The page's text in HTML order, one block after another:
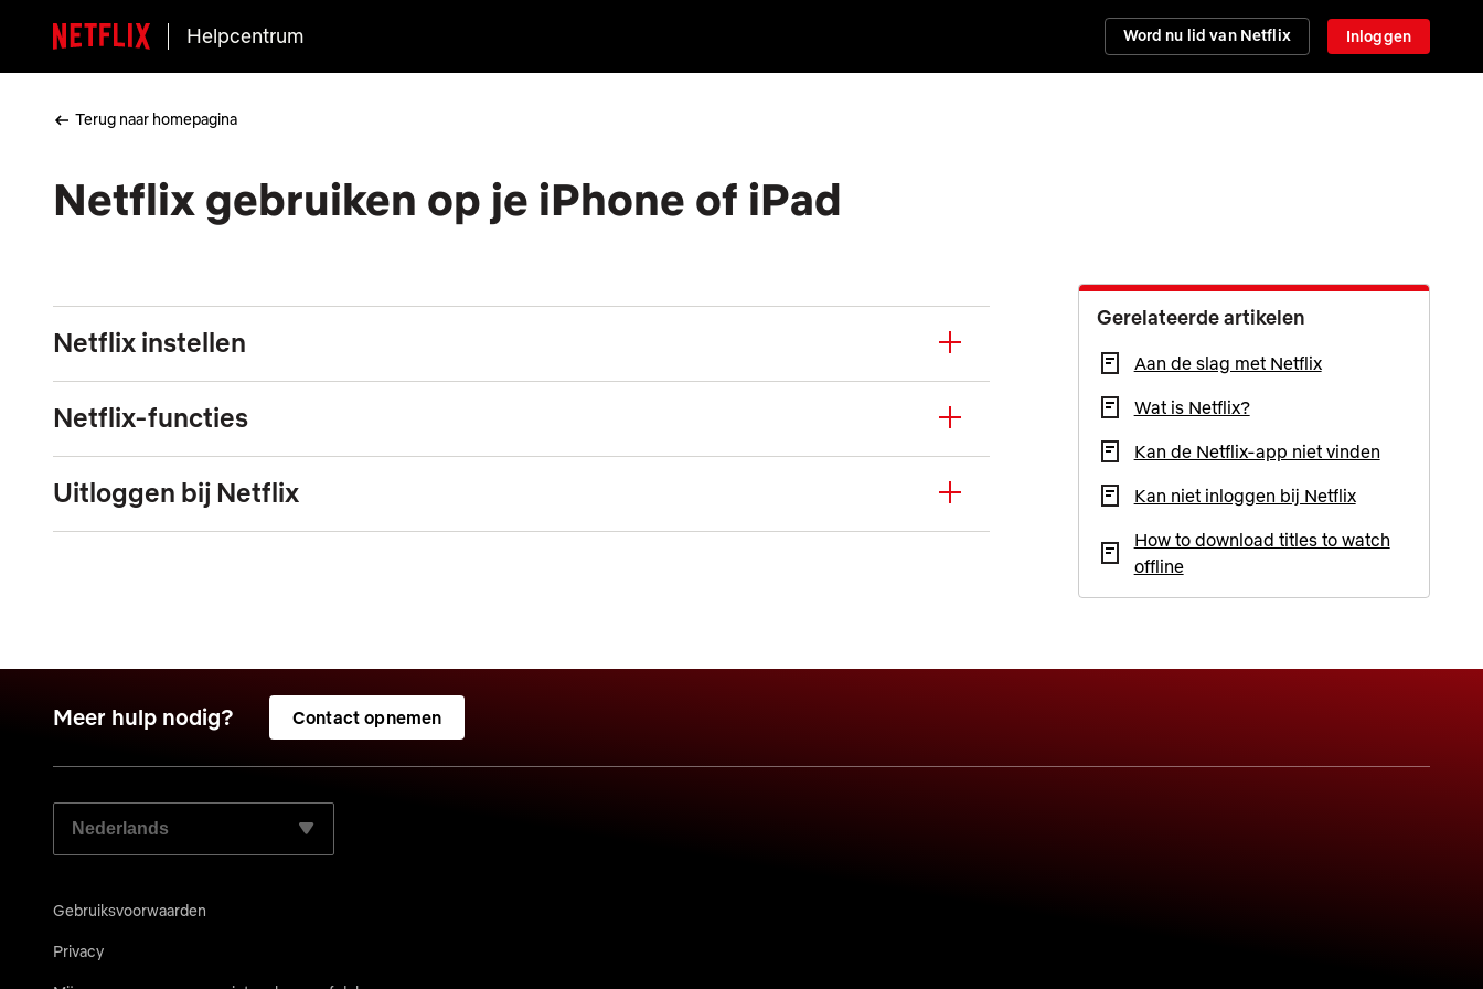
Helpcentrum Word nu lid van Netflix Inloggen
Terug naar homepagina
Netflix gebruiken op je iPhone of iPad
Netflix instellen
Netflix-functies
Uitloggen bij Netflix
Gerelateerde artikelen
Aan de slag met Netflix
Wat is Netflix?
Kan de Netflix-app niet vinden
Kan niet inloggen bij Netflix
How to download titles to watch
offline
Meer hulp nodig? Contact opnemen
SELECTEER JE VOORKEURSTAAL:
Gebruiksvoorwaarden
Privacy